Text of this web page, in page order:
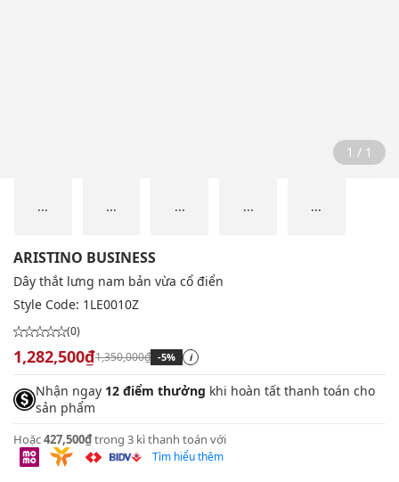
1 / 1
... ... ... ... ...
ARISTINO BUSINESS
Dây thắt lưng nam bản vừa cổ điển
Style Code: 1LE0010Z
(0)
1,282,500₫1,350,000₫ -5% i
Nhận ngay 12 điểm thưởng khi hoàn tất thanh toán cho
sản phẩm
Hoặc427,500₫trong 3 kì thanh toán với
Tìm hiểu thêm